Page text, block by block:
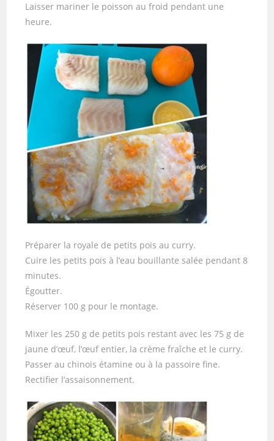
Laisser mariner le poisson au froid pendant une
heure.
Préparer la royale de petits pois au curry.
Cuire les petits pois à l’eau bouillante salée pendant 8
minutes.
Égoutter.
Réserver 100 g pour le montage.
Mixer les 250 g de petits pois restant avec les 75 g de
jaune d’œuf, l’œuf entier, la crème fraîche et le curry.
Passer au chinois étamine ou à la passoire fine.
Rectifier l’assaisonnement.